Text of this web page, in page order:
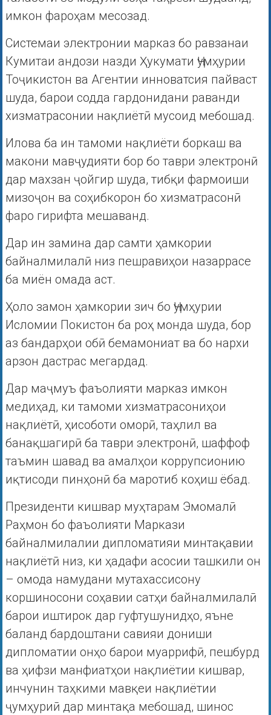
имкон фароҳам месозад.
Системаи электронии марказ бо равзанаи
Кумитаи андози назди Ҳукумати Ҷумҳурии
Тоҷикистон ва Агентии инноватсия пайваст
шуда, барои содда гардонидани раванди
хизматрасонии нақлиётӣ мусоид мебошад.
Илова ба ин тамоми нақлиёти боркаш ва
макони мавҷудияти бор бо таври электронӣ
дар махзан ҷойгир шуда, тибқи фармоиши
мизоҷон ва соҳибкорон бо хизматрасонӣ
фаро гирифта мешаванд.
Дар ин замина дар самти ҳамкории
байналмилалӣ низ пешравиҳои назаррасе
ба миён омада аст.
Ҳоло замон ҳамкории зич бо Ҷумҳурии
Исломии Покистон ба роҳ монда шуда, бор
аз бандарҳои обӣ бемамониат ва бо нархи
арзон дастрас мегардад.
Дар маҷмуъ фаъолияти марказ имкон
медиҳад, ки тамоми хизматрасониҳои
нақлиётӣ, ҳисоботи оморӣ, таҳлил ва
банақшагирӣ ба таври электронӣ, шаффоф
таъмин шавад ва амалҳои коррупсионию
иқтисоди пинҳонӣ ба маротиб коҳиш ёбад.
Президенти кишвар муҳтарам Эмомалӣ
Раҳмон бо фаъолияти Маркази
байналмилалии дипломатияи минтақавии
нақлиётӣ низ, ки ҳадафи асосии ташкили он
– омода намудани мутахассисону
коршиносони соҳавии сатҳи байналмилалӣ
барои иштирок дар гуфтушунидҳо, яъне
баланд бардоштани савияи дониши
дипломатии онҳо барои муаррифӣ, пешбурд
ва ҳифзи манфиатҳои нақлиётии кишвар,
инчунин таҳкими мавқеи нақлиётии
ҷумҳуриӣ дар минтақа мебошад, шинос